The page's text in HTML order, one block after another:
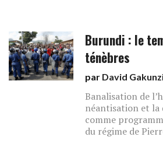
Burundi : le
ténèbres
par David
Banalisation de
néantisation et la
comme
du régime de